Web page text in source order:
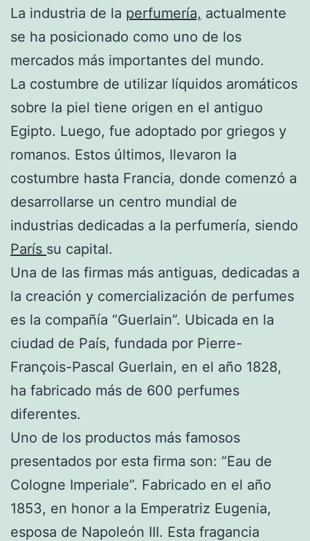
La industria de la perfumería, actualmente
se ha posicionado como uno de los
mercados más importantes del mundo.
La costumbre de utilizar líquidos aromáticos
sobre la piel tiene origen en el antiguo
Egipto. Luego, fue adoptado por griegos y
romanos. Estos últimos, llevaron la
costumbre hasta Francia, donde comenzó a
desarrollarse un centro mundial de
industrias dedicadas a la perfumería, siendo
París su capital.
Una de las firmas más antiguas, dedicadas a
la creación y comercialización de perfumes
es la compañía “Guerlain”. Ubicada en la
ciudad de País, fundada por Pierre-
François-Pascal Guerlain, en el año 1828,
ha fabricado más de 600 perfumes
diferentes.
Uno de los productos más famosos
presentados por esta firma son: “Eau de
Cologne Imperiale”. Fabricado en el año
1853, en honor a la Emperatriz Eugenia,
esposa de Napoleón III. Esta fragancia